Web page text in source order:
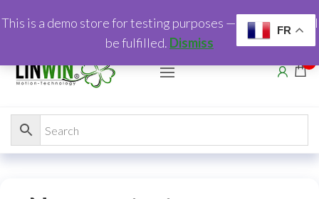
FR
This is a demo store for testing purposes — no orders shall
be fulfilled. Dismiss